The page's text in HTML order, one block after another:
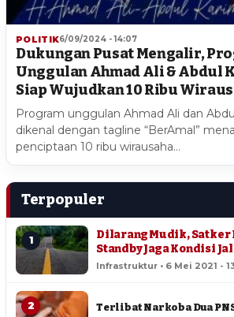
POLITIK6/09/2024 - 14:07
Dukungan Pusat Mengalir,
Unggulan Ahmad Ali & Abdul
Siap Wujudkan 10 Ribu
Program unggulan Ahmad Ali dan
dikenal dengan tagline “BerAmal”
penciptaan 10 ribu wirausaha…
Terpopuler
1
Dilarang Mudik, Satker
Standby Jaga Kondisi
Infrastruktur • 6 Mei 2021 -
2 Terlibat Narkoba Dua